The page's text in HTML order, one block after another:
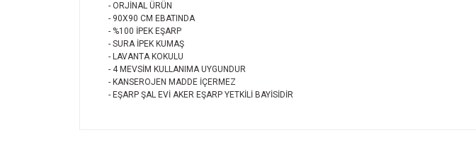
- ORJİNAL ÜRÜN
- 90X90 CM EBATINDA
- %100 İPEK EŞARP
- SURA İPEK KUMAŞ
- LAVANTA KOKULU
- 4 MEVSİM KULLANIMA UYGUNDUR
- KANSEROJEN MADDE İÇERMEZ
- EŞARP ŞAL EVİ AKER EŞARP YETKİLİ BAYİSİDİR